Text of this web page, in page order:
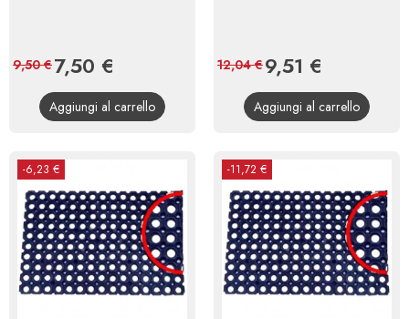
Prezzo
7,50 €
base
9,50 €
Aggiungi al carrello
Prezzo
9,51 €
base
12,04 €
Aggiungi al carrello
-6,23 € -11,72 €